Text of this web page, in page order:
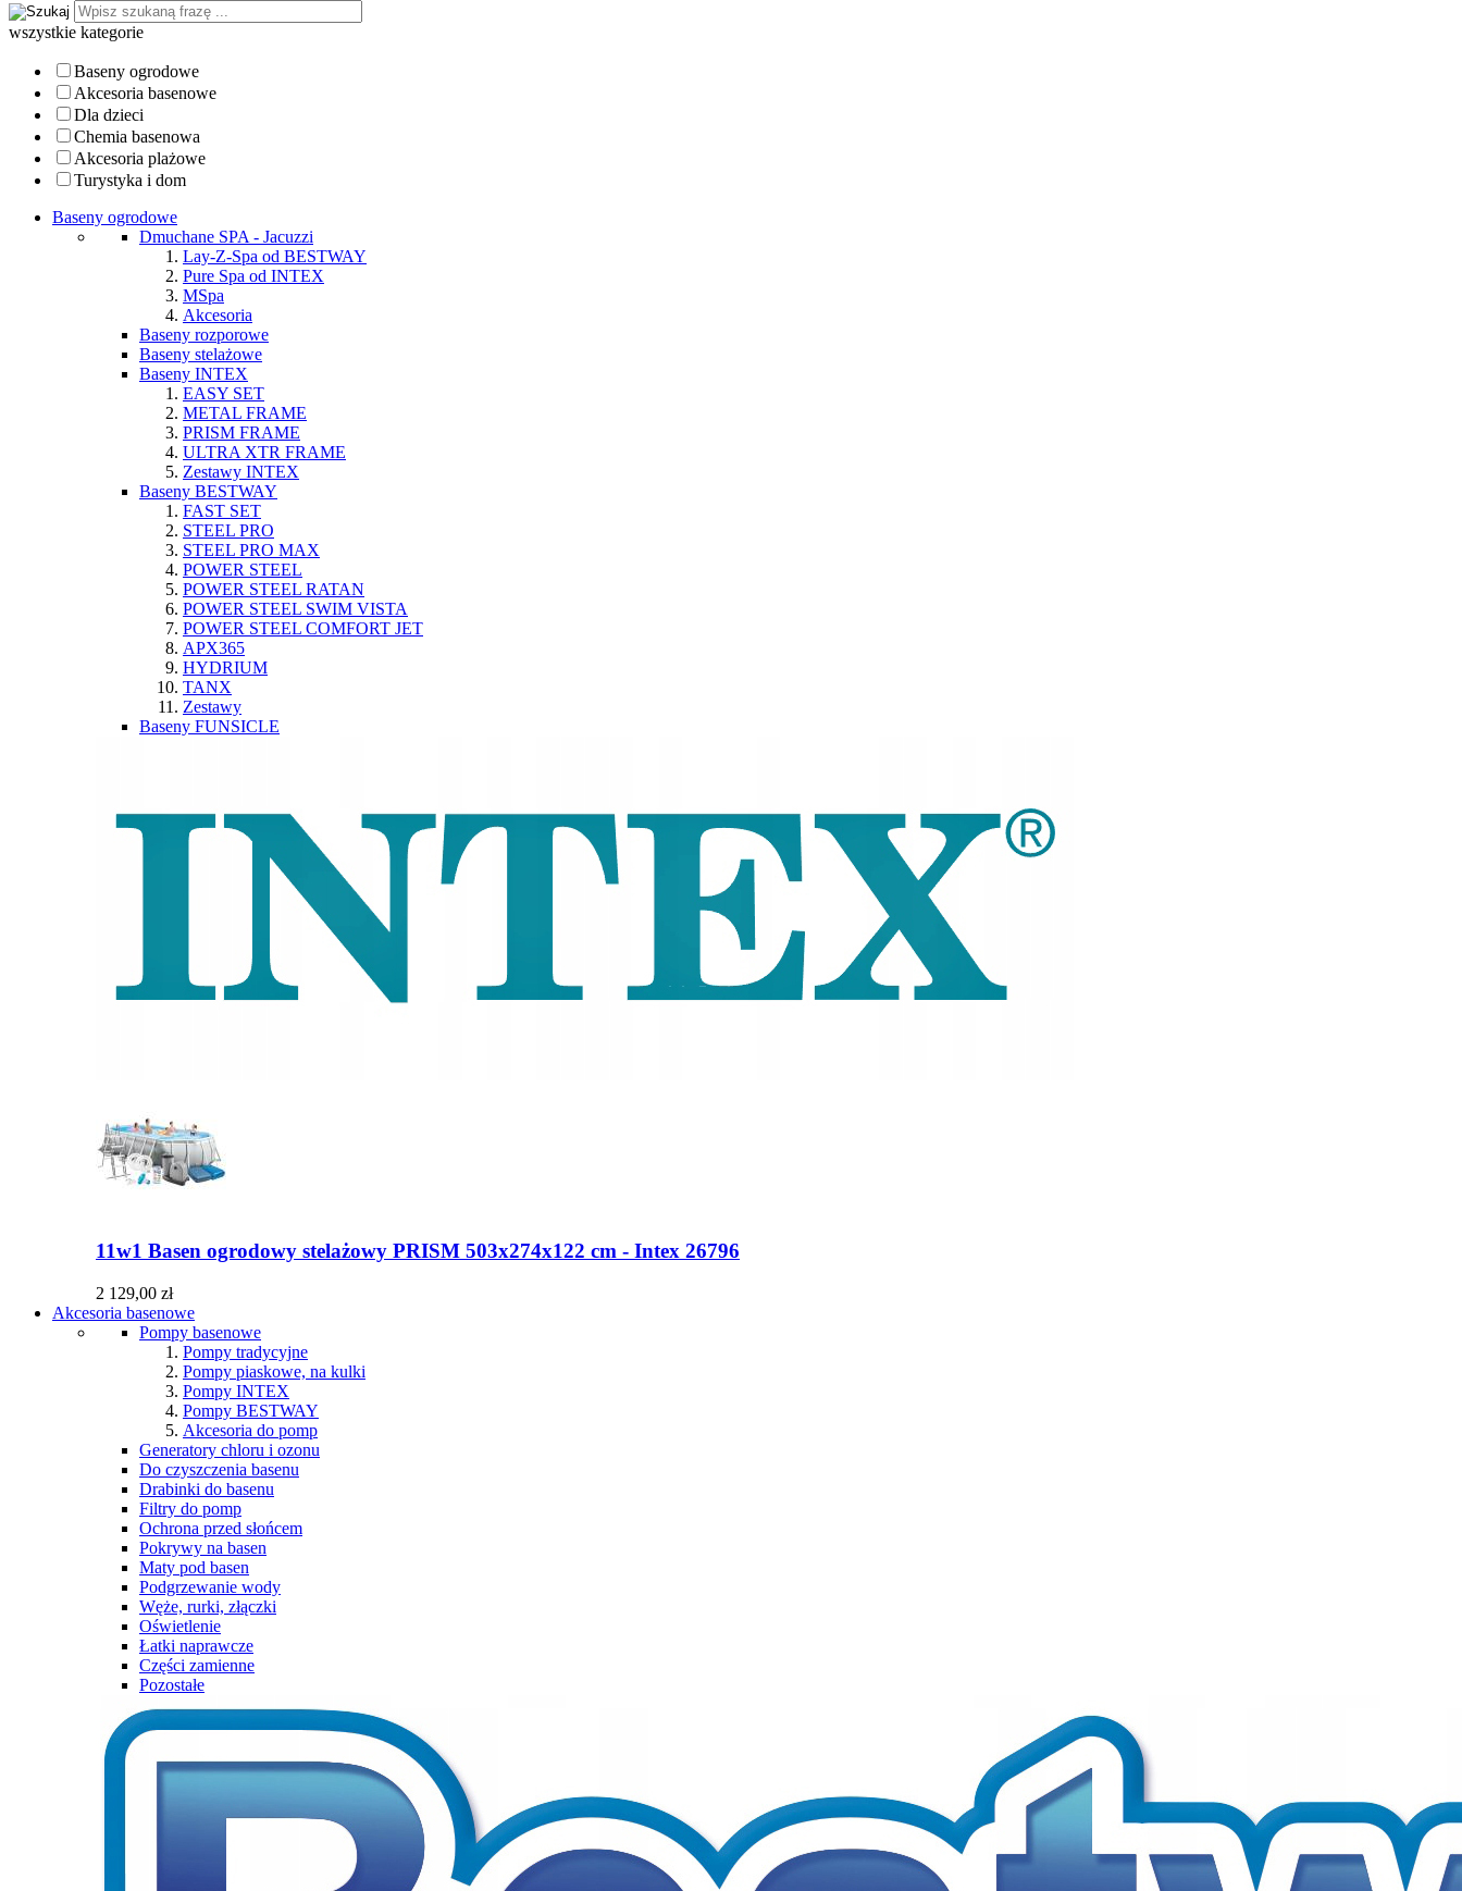
wszystkie kategorie
Baseny ogrodowe
Akcesoria basenowe
Dla dzieci
Chemia basenowa
Akcesoria plażowe
Turystyka i dom
Baseny ogrodowe
Dmuchane SPA - Jacuzzi
Lay-Z-Spa od BESTWAY
Pure Spa od INTEX
MSpa
Akcesoria
Baseny rozporowe
Baseny stelażowe
Baseny INTEX
EASY SET
METAL FRAME
PRISM FRAME
ULTRA XTR FRAME
Zestawy INTEX
Baseny BESTWAY
FAST SET
STEEL PRO
STEEL PRO MAX
POWER STEEL
POWER STEEL RATAN
POWER STEEL SWIM VISTA
POWER STEEL COMFORT JET
APX365
HYDRIUM
TANX
Zestawy
Baseny FUNSICLE
11w1 Basen ogrodowy stelażowy PRISM 503x274x122 cm - Intex 26796
2 129,00 zł
Akcesoria basenowe
Pompy basenowe
Pompy tradycyjne
Pompy piaskowe, na kulki
Pompy INTEX
Pompy BESTWAY
Akcesoria do pomp
Generatory chloru i ozonu
Do czyszczenia basenu
Drabinki do basenu
Filtry do pomp
Ochrona przed słońcem
Pokrywy na basen
Maty pod basen
Podgrzewanie wody
Węże, rurki, złączki
Oświetlenie
Łatki naprawcze
Części zamienne
Pozostałe